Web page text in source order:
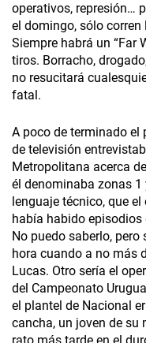
operativos, represión…
el domingo, sólo
Siempre habrá un “Far
tiros. Borracho,
no resucitará
fatal.
A poco de terminado el
de televisión
Metropolitana acerca
él denominaba zonas 1
lenguaje técnico, que
había habido
No puedo saberlo,
hora cuando a no más
Lucas. Otro sería el
del Campeonato
el plantel de Nacional
cancha, un joven de su